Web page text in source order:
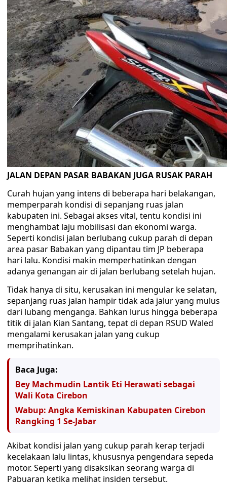
JALAN DEPAN PASAR BABAKAN JUGA RUSAK PARAH
Curah hujan yang intens di beberapa hari belakangan,
memperparah kondisi di sepanjang ruas jalan
kabupaten ini. Sebagai akses vital, tentu kondisi ini
menghambat laju mobilisasi dan ekonomi warga.
Seperti kondisi jalan berlubang cukup parah di depan
area pasar Babakan yang dipantau tim JP beberapa
hari lalu. Kondisi makin memperhatinkan dengan
adanya genangan air di jalan berlubang setelah hujan.
Tidak hanya di situ, kerusakan ini mengular ke selatan,
sepanjang ruas jalan hampir tidak ada jalur yang mulus
dari lubang menganga. Bahkan lurus hingga beberapa
titik di jalan Kian Santang, tepat di depan RSUD Waled
mengalami kerusakan jalan yang cukup
memprihatinkan.
Baca Juga:
Bey Machmudin Lantik Eti Herawati sebagai
Wali Kota Cirebon
Wabup: Angka Kemiskinan Kabupaten Cirebon
Rangking 1 Se-Jabar
Akibat kondisi jalan yang cukup parah kerap terjadi
kecelakaan lalu lintas, khususnya pengendara sepeda
motor. Seperti yang disaksikan seorang warga di
Pabuaran ketika melihat insiden tersebut.